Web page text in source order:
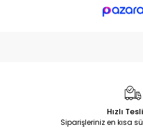
Hızlı
Siparişleriniz en kısa